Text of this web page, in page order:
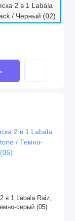
в 1 Labala Raiz,
серый (05)